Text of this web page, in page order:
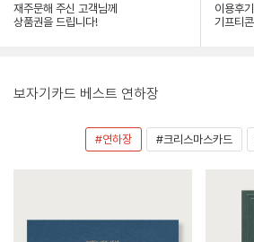
재주문해 주신 고객님께
상품권을 드립니다!
이용후
기프티
보자기카드 베스트 연하장
#연하장 #크리스마스카드